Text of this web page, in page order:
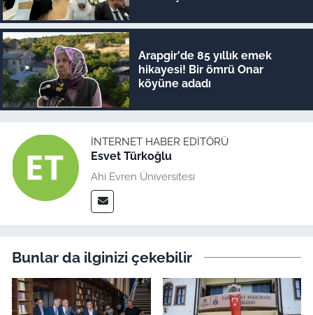
Arapgir'de 85 yıllık emek
hikayesi! Bir ömrü Onar
köyüne adadı
İNTERNET HABER EDITÖRÜ
Esvet Türkoğlu
Ahi Evren Üniversitesi
Bunlar da ilginizi çekebilir